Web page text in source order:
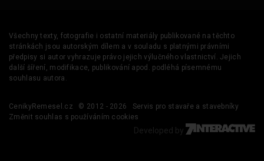
Všechny texty, fotografie i ostatní materiály publikované na těchto
stránkách jsou autorským dílem a v souladu s platnými právními
předpisy si autor vyhrazuje právo jejich výlučného vlastnictví. Jejich
další šíření, modifikace, publikování apod. podléhá písemnému
souhlasu autora.
CenikyRemesel.cz © 2012 - 2026
Servis pro stavaře a stavebníky
Změnit souhlas s používáním cookies
Developed by